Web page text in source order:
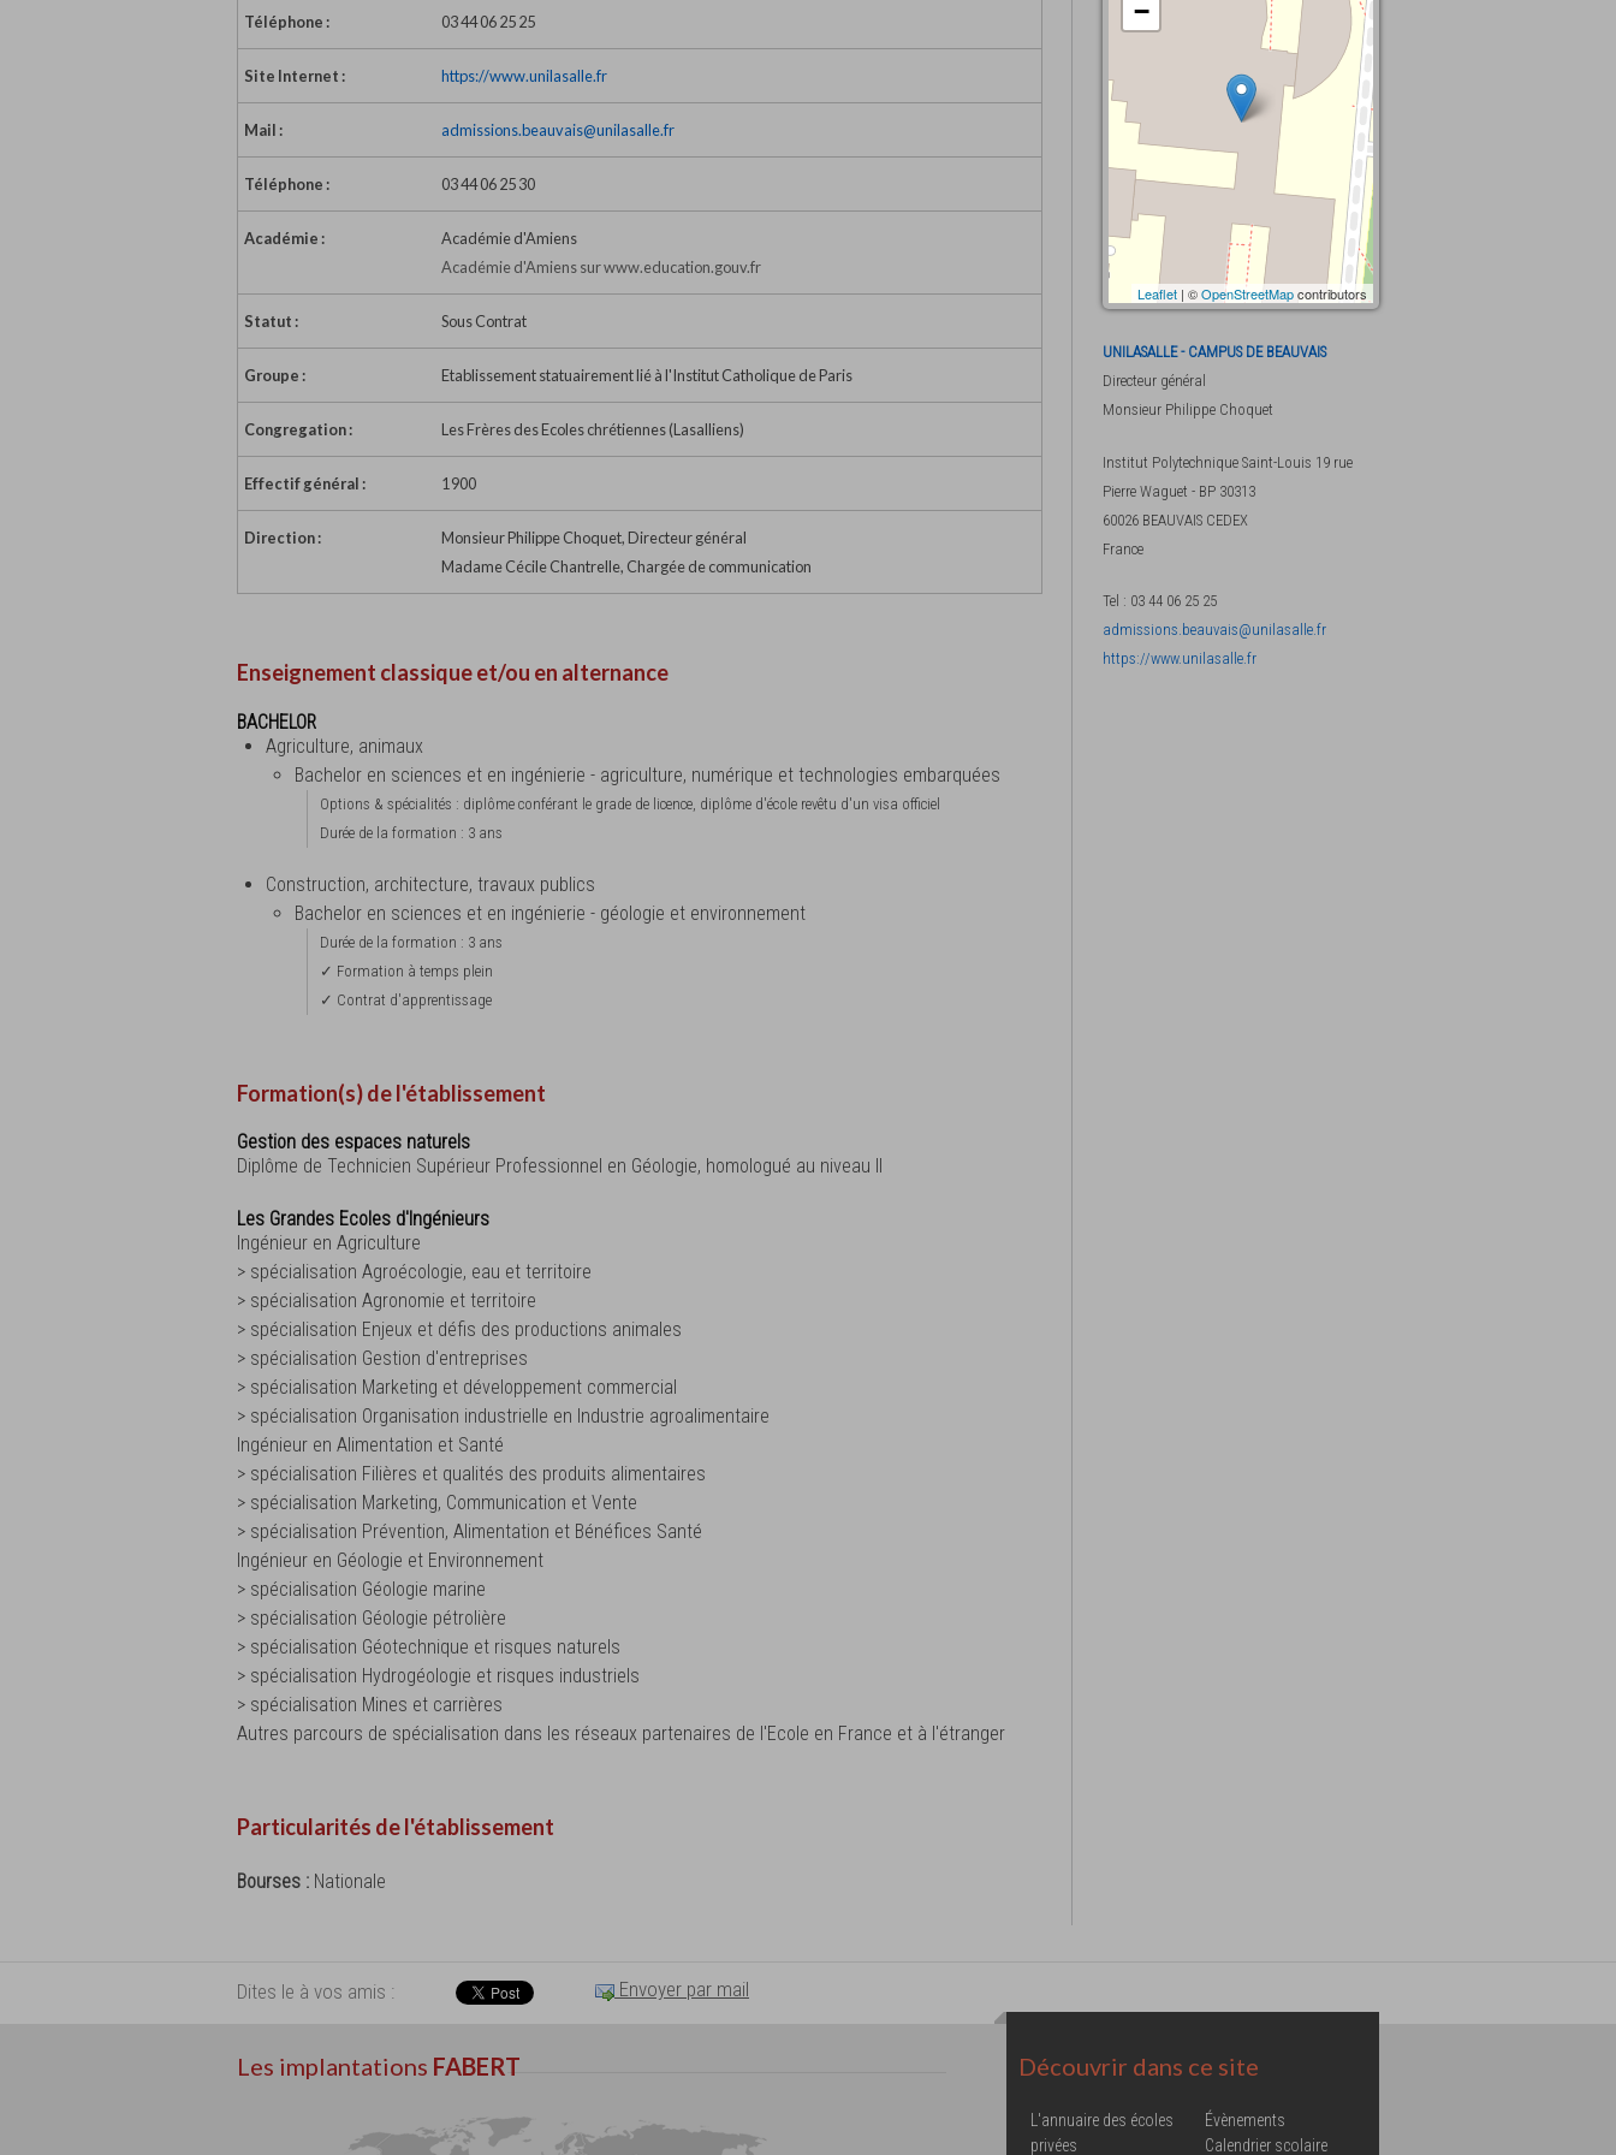
Téléphone : 03 44 06 25 25
Site Internet : https://www.unilasalle.fr
Mail : admissions.beauvais@unilasalle.fr
Téléphone : 03 44 06 25 30
Académie :
Académie d'Amiens
Académie d'Amiens sur www.education.gouv.fr
Statut : Sous Contrat
Groupe : Etablissement statuairement lié à l'Institut Catholique de Paris
Congregation : Les Frères des Ecoles chrétiennes (Lasalliens)
Effectif général : 1 900
Direction :
Monsieur Philippe Choquet, Directeur général
Madame Cécile Chantrelle, Chargée de communication
Enseignement classique et/ou en alternance
BACHELOR
Agriculture, animaux
Bachelor en sciences et en ingénierie - agriculture, numérique et technologies embarquées
Options & spécialités : diplôme conférant le grade de licence, diplôme d'école revêtu d'un visa officiel
Durée de la formation : 3 ans
Construction, architecture, travaux publics
Bachelor en sciences et en ingénierie - géologie et environnement
Durée de la formation : 3 ans
✓ Formation à temps plein
✓ Contrat d'apprentissage
Formation(s) de l'établissement
Gestion des espaces naturels
Diplôme de Technicien Supérieur Professionnel en Géologie, homologué au niveau II
Les Grandes Ecoles d'Ingénieurs
Ingénieur en Agriculture
> spécialisation Agroécologie, eau et territoire
> spécialisation Agronomie et territoire
> spécialisation Enjeux et défis des productions animales
> spécialisation Gestion d'entreprises
> spécialisation Marketing et développement commercial
> spécialisation Organisation industrielle en Industrie agroalimentaire
Ingénieur en Alimentation et Santé
> spécialisation Filières et qualités des produits alimentaires
> spécialisation Marketing, Communication et Vente
> spécialisation Prévention, Alimentation et Bénéfices Santé
Ingénieur en Géologie et Environnement
> spécialisation Géologie marine
> spécialisation Géologie pétrolière
> spécialisation Géotechnique et risques naturels
> spécialisation Hydrogéologie et risques industriels
> spécialisation Mines et carrières
Autres parcours de spécialisation dans les réseaux partenaires de l'Ecole en France et à l'étranger
Particularités de l'établissement
Bourses : Nationale
−
Leaflet | ©OpenStreetMapcontributors
UNILASALLE - CAMPUS DE BEAUVAIS
Directeur général
Monsieur Philippe Choquet
Institut Polytechnique Saint-Louis 19 rue
Pierre Waguet - BP 30313
60026 BEAUVAIS CEDEX
France
Tel : 03 44 06 25 25
admissions.beauvais@unilasalle.fr
https://www.unilasalle.fr
Dites le à vos amis : Envoyer par mail
Les implantations FABERT Découvrir dans ce site
L'annuaire des écoles
privées
Évènements
Calendrier scolaire